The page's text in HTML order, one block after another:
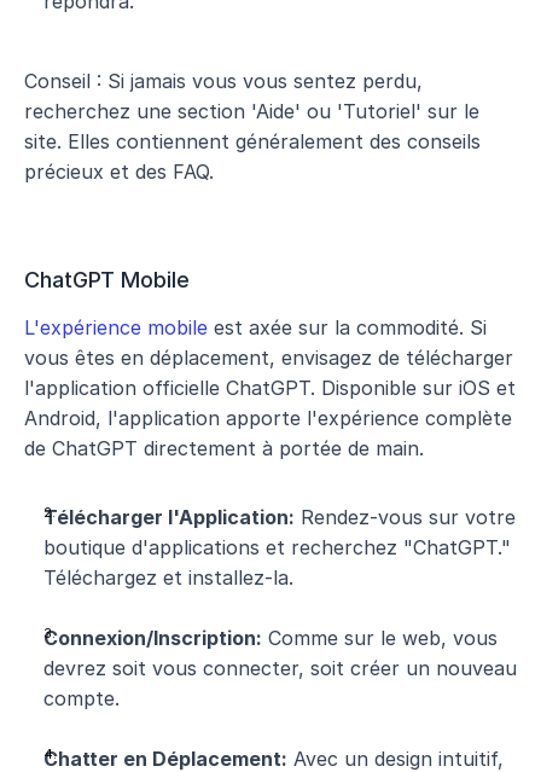
Conseil : Si jamais vous vous sentez perdu,
recherchez une section 'Aide' ou 'Tutoriel' sur le
site. Elles contiennent généralement des conseils
précieux et des FAQ.
ChatGPT Mobile
L'expérience mobile est axée sur la commodité. Si
vous êtes en déplacement, envisagez de télécharger
l'application officielle ChatGPT. Disponible sur iOS et
Android, l'application apporte l'expérience complète
de ChatGPT directement à portée de main.
Télécharger l'Application: Rendez-vous sur votre
boutique d'applications et recherchez "ChatGPT."
Téléchargez et installez-la.
Connexion/Inscription: Comme sur le web, vous
devrez soit vous connecter, soit créer un nouveau
compte.
Chatter en Déplacement: Avec un design intuitif,